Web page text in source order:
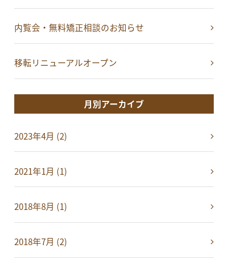
内覧会・無料矯正相談のお知らせ
移転リニューアルオープン
月別アーカイブ
2023年4月 (2)
2021年1月 (1)
2018年8月 (1)
2018年7月 (2)